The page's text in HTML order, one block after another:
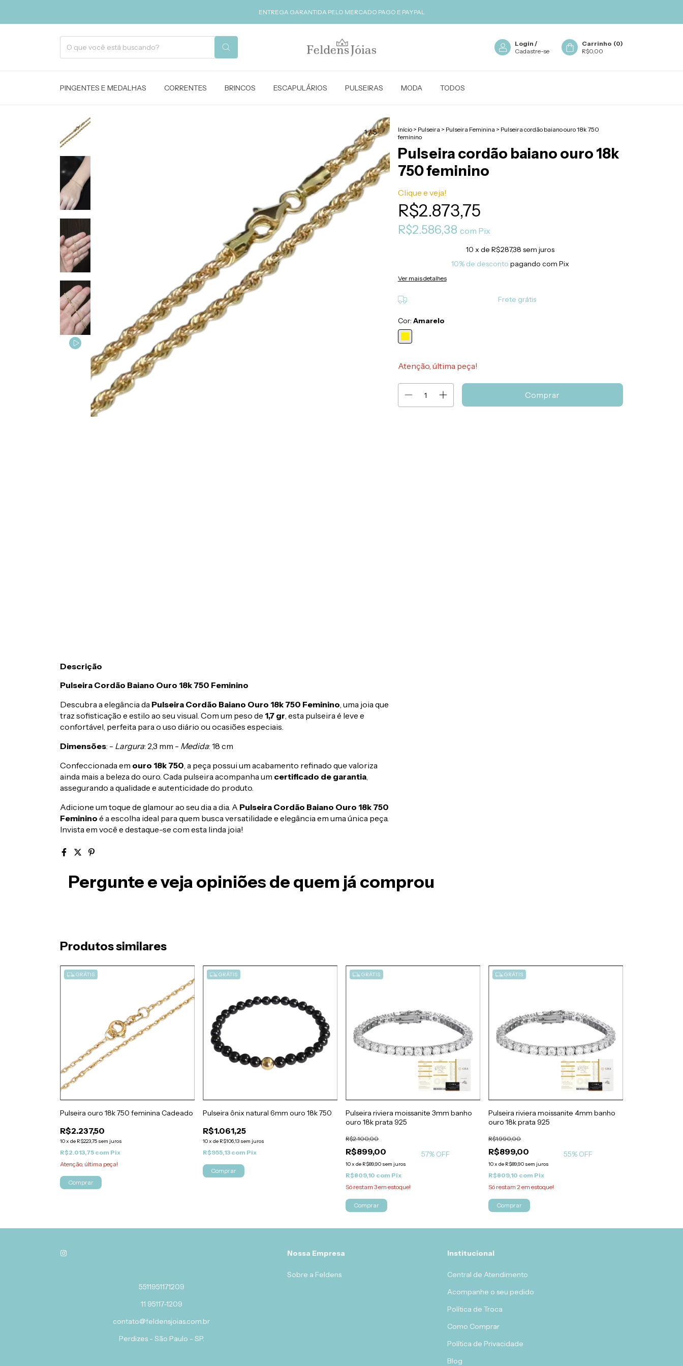
ENTREGA GARANTIDA PELO MERCADO PAGO E PAYPAL
Login /
Cadastre-se
Carrinho (0)
R$0,00
PINGENTES E MEDALHAS CORRENTES BRINCOS ESCAPULÁRIOS PULSEIRAS MODA TODOS
1/5 Início > Pulseira > Pulseira Feminina > Pulseira cordão baiano ouro 18k 750
feminino
Pulseira cordão baiano ouro 18k
750 feminino
Clique e veja!
R$2.873,75
R$2.586,38 com Pix
10 x deR$287,38 sem juros
10% de desconto pagando com Pix
Ver mais detalhes
Frete grátis
Cor: Amarelo
Atenção, última peça!
Descrição
Pulseira Cordão Baiano Ouro 18k 750 Feminino
Descubra a elegância da Pulseira Cordão Baiano Ouro 18k 750 Feminino, uma joia que
traz sofisticação e estilo ao seu visual. Com um peso de 1,7 gr, esta pulseira é leve e
confortável, perfeita para o uso diário ou ocasiões especiais.
Dimensões: - Largura: 2,3 mm - Medida: 18 cm
Confeccionada em ouro 18k 750, a peça possui um acabamento refinado que valoriza
ainda mais a beleza do ouro. Cada pulseira acompanha um certificado de garantia,
assegurando a qualidade e autenticidade do produto.
Adicione um toque de glamour ao seu dia a dia. A Pulseira Cordão Baiano Ouro 18k 750
Feminino é a escolha ideal para quem busca versatilidade e elegância em uma única peça.
Invista em você e destaque-se com esta linda joia!
Pergunte e veja opiniões de quem já comprou
Produtos similares
GRÁTIS
Pulseira ouro 18k 750 feminina Cadeado
R$2.237,50
10x de R$223,75 sem juros
R$2.013,75 com Pix
Atenção, última peça!
Comprar
GRÁTIS
Pulseira ônix natural 6mm ouro 18k 750
R$1.061,25
10x de R$106,13 sem juros
R$955,13 com Pix
Comprar
GRÁTIS
Pulseira riviera moissanite 3mm banho
ouro 18k prata 925
R$899,00
R$2.100,00
57% OFF
10x de R$89,90 sem juros
R$809,10 com Pix
Só restam 3em estoque!
Comprar
GRÁTIS
Pulseira riviera moissanite 4mm banho
ouro 18k prata 925
R$899,00
R$1.990,00
55% OFF
10x de R$89,90 sem juros
R$809,10 com Pix
Só restam 2em estoque!
Comprar
5511951171209
11 95117-1209
contato@feldensjoias.com.br
Perdizes - São Paulo - SP.
Nossa Empresa
Sobre a Feldens
Institucional
Central de Atendimento
Acompanhe o seu pedido
Política de Troca
Como Comprar
Política de Privacidade
Blog